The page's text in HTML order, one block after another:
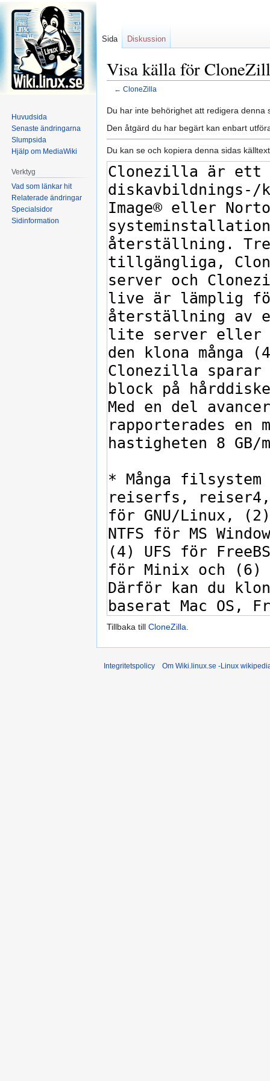
Visa källa för
← CloneZilla
Hoppa
till
Hoppa
till
Du har inte behörighet att redigera denna
Den åtgärd du har begärt kan enbart
Du kan se och kopiera denna sidas
Tillbaka till CloneZilla.
Sida Diskussion
Huvudsida
Senaste ändringarna
Slumpsida
Hjälp om MediaWiki
Verktyg
Vad som länkar hit
Relaterade ändringar
Specialsidor
Sidinformation
Integritetspolicy Om Wiki.linux.se -Linux